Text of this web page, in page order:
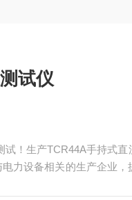
试仪
试！生产TCR44A手持式
力设备相关的生产企业